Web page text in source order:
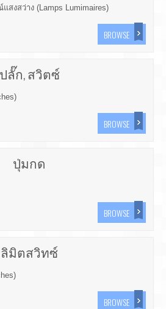
งสว่าง (Lamps Lumimaires)
BROWSE
ปลั๊ก, สวิตซ์
BROWSE
ปุ่มกด
BROWSE
ลิมิตสวิทซ์
BROWSE